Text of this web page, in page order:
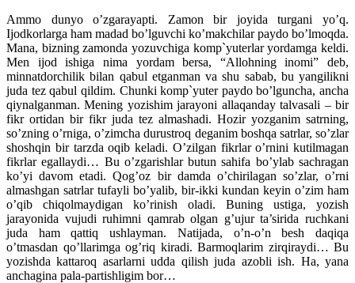
Ammo dunyo o’zgarayapti. Zamon bir joyida turgani yo’q.
Ijodkorlarga ham madad bo’lguvchi ko’makchilar paydo bo’lmoqda.
Mana, bizning zamonda yozuvchiga komp`yuterlar yordamga keldi.
Men ijod ishiga nima yordam bersa, “Allohning inomi” deb,
minnatdorchilik bilan qabul etganman va shu sabab, bu yangilikni
juda tez qabul qildim. Chunki komp`yuter paydo bo’lguncha, ancha
qiynalganman. Mening yozishim jarayoni allaqanday talvasali – bir
fikr ortidan bir fikr juda tez almashadi. Hozir yozganim satrning,
so’zning o’rniga, o’zimcha durustroq deganim boshqa satrlar, so’zlar
shoshqin bir tarzda oqib keladi. O’zilgan fikrlar o’rnini kutilmagan
fikrlar egallaydi… Bu o’zgarishlar butun sahifa bo’ylab sachragan
ko’yi davom etadi. Qog’oz bir damda o’chirilagan so’zlar, o’rni
almashgan satrlar tufayli bo’yalib, bir-ikki kundan keyin o’zim ham
o’qib chiqolmaydigan ko’rinish oladi. Buning ustiga, yozish
jarayonida vujudi ruhimni qamrab olgan g’ujur ta’sirida ruchkani
juda ham qattiq ushlayman. Natijada, o’n-o’n besh daqiqa
o’tmasdan qo’llarimga og’riq kiradi. Barmoqlarim zirqiraydi… Bu
yozishda kattaroq asarlarni udda qilish juda azobli ish. Ha, yana
anchagina pala-partishligim bor…